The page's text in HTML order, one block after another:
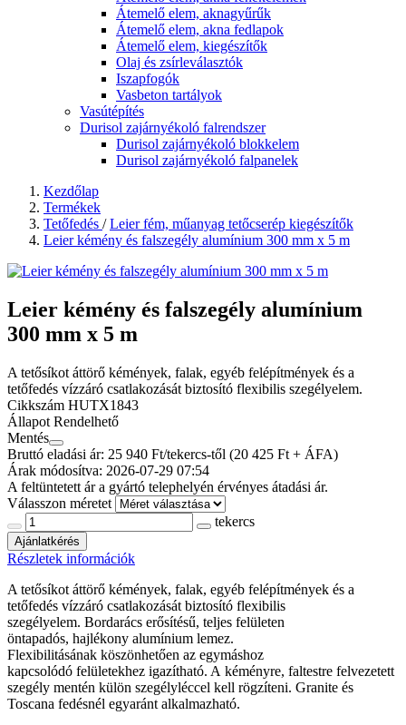
Átemelő elem, aknagyűrűk
Átemelő elem, akna fedlapok
Átemelő elem, kiegészítők
Olaj és zsírleválasztók
Iszapfogók
Vasbeton tartályok
Vasútépítés
Durisol zajárnyékoló falrendszer
Durisol zajárnyékoló blokkelem
Durisol zajárnyékoló falpanelek
Kezdőlap
Termékek
Tetőfedés /Leier fém, műanyag tetőcserép kiegészítők
Leier kémény és falszegély alumínium 300 mm x 5 m
Leier kémény és falszegély alumínium
300 mm x 5 m
A tetősíkot áttörő kémények, falak, egyéb felépítmények és a
tetőfedés vízzáró csatlakozását biztosító flexibilis szegélyelem.
Cikkszám HUTX1843
Állapot Rendelhető
Mentés
Bruttó eladási ár: 25 940 Ft/tekercs-től (20 425 Ft + ÁFA)
Árak módosítva: 2026-07-29 07:54
A feltüntetett ár a gyártó telephelyén érvényes átadási ár.
Válasszon méretet
tekercs
Ajánlatkérés
Részletek információk
A tetősíkot áttörő kémények, falak, egyéb felépítmények és a
tetőfedés vízzáró csatlakozását biztosító flexibilis
szegélyelem. Bordarács erősítésű, teljes felületen
öntapadós, hajlékony alumínium lemez.
Flexibilitásának köszönhetően az egymáshoz
kapcsolódó felületekhez igazítható. A kéményre, faltestre felvezetett
szegély mentén külön szegélyléccel kell rögzíteni. Granite és
Toscana fedésnél egyaránt alkalmazható.